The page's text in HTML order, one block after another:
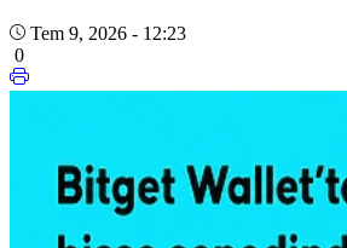
Tem 9, 2026 - 12:23
0